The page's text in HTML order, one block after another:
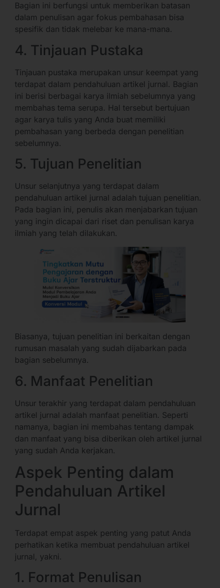
Bagian ini berfungsi untuk memberikan batasan
dalam penulisan agar fokus pembahasan bisa
spesifik dan tidak melebar ke mana-mana.
4. Tinjauan Pustaka
Tinjauan pustaka merupakan unsur keempat yang
terdapat dalam pendahuluan artikel jurnal. Bagian
ini berisi berbagai karya ilmiah sebelumnya yang
membahas tema serupa. Hal tersebut bertujuan
agar karya tulis yang Anda buat memiliki
pembahasan yang berbeda dengan penelitian
sebelumnya.
5. Tujuan Penelitian
Unsur selanjutnya yang terdapat dalam
pendahuluan artikel jurnal adalah tujuan penelitian.
Pada bagian ini, penulis akan menjabarkan tujuan
yang ingin dicapai dari riset dan penulisan karya
ilmiah yang telah dilakukan.
Biasanya, tujuan penelitian ini berkaitan dengan
rumusan masalah yang sudah dijabarkan pada
bagian sebelumnya.
6. Manfaat Penelitian
Unsur terakhir yang terdapat dalam pendahuluan
artikel jurnal adalah manfaat penelitian. Seperti
namanya, bagian ini membahas tentang dampak
dan manfaat yang bisa diberikan oleh artikel jurnal
yang sudah Anda kerjakan.
Aspek Penting dalam
Pendahuluan Artikel
Jurnal
Terdapat empat aspek penting yang patut Anda
perhatikan ketika membuat pendahuluan artikel
jurnal, yakni.
1. Format Penulisan